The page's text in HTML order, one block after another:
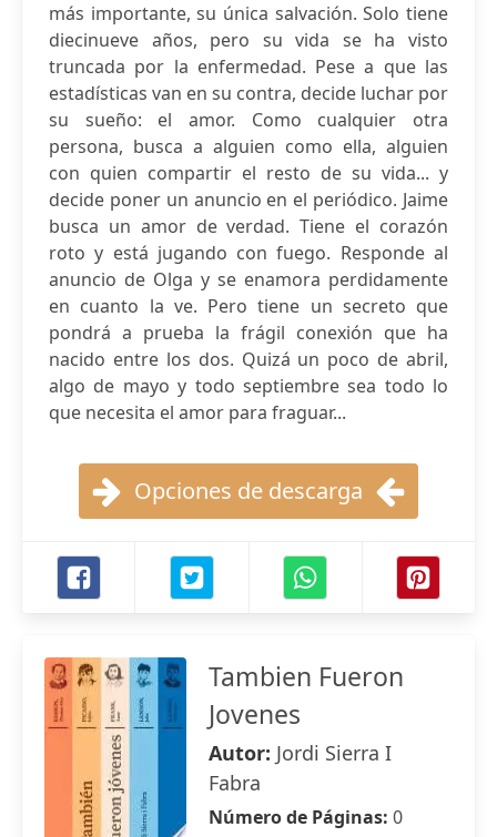
más importante, su única salvación. Solo tiene
diecinueve años, pero su vida se ha visto
truncada por la enfermedad. Pese a que las
estadísticas van en su contra, decide luchar por
su sueño: el amor. Como cualquier otra
persona, busca a alguien como ella, alguien
con quien compartir el resto de su vida... y
decide poner un anuncio en el periódico. Jaime
busca un amor de verdad. Tiene el corazón
roto y está jugando con fuego. Responde al
anuncio de Olga y se enamora perdidamente
en cuanto la ve. Pero tiene un secreto que
pondrá a prueba la frágil conexión que ha
nacido entre los dos. Quizá un poco de abril,
algo de mayo y todo septiembre sea todo lo
que necesita el amor para fraguar...
Opciones de descarga
Tambien Fueron
Jovenes
Autor: Jordi Sierra I
Fabra
Número de Páginas: 0